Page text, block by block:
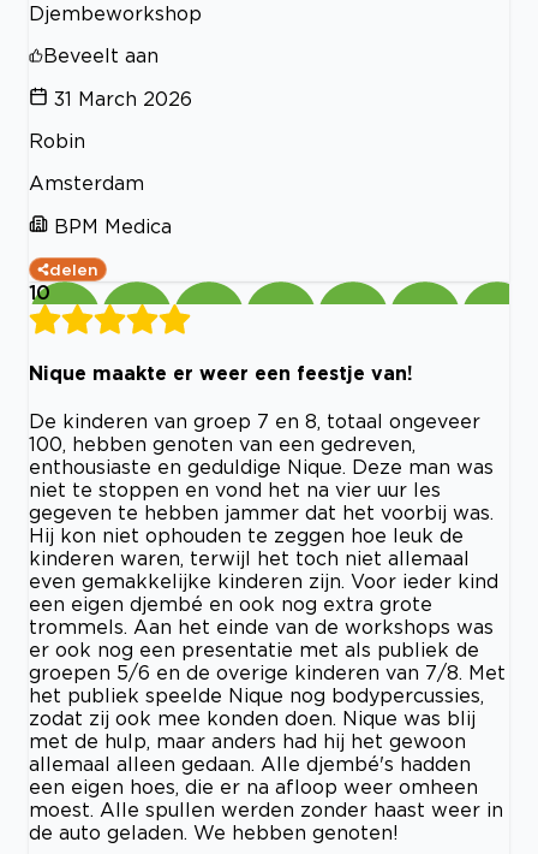
Djembeworkshop
Beveelt aan
31 March 2026
Robin
Amsterdam
BPM Medica
delen
10
Nique maakte er weer een feestje van!
De kinderen van groep 7 en 8, totaal ongeveer
100, hebben genoten van een gedreven,
enthousiaste en geduldige Nique. Deze man was
niet te stoppen en vond het na vier uur les
gegeven te hebben jammer dat het voorbij was.
Hij kon niet ophouden te zeggen hoe leuk de
kinderen waren, terwijl het toch niet allemaal
even gemakkelijke kinderen zijn. Voor ieder kind
een eigen djembé en ook nog extra grote
trommels. Aan het einde van de workshops was
er ook nog een presentatie met als publiek de
groepen 5/6 en de overige kinderen van 7/8. Met
het publiek speelde Nique nog bodypercussies,
zodat zij ook mee konden doen. Nique was blij
met de hulp, maar anders had hij het gewoon
allemaal alleen gedaan. Alle djembé's hadden
een eigen hoes, die er na afloop weer omheen
moest. Alle spullen werden zonder haast weer in
de auto geladen. We hebben genoten!